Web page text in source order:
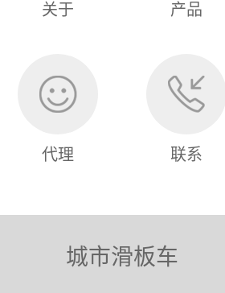
关于 产品
代理 联系
城市滑板车